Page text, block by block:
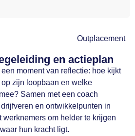
en actieplan
moment van reflectie: hoe kijkt
zijn loopbaan en welke
Samen met een coach
en ontwikkelpunten in
werknemers om helder te krijgen
hun kracht ligt.